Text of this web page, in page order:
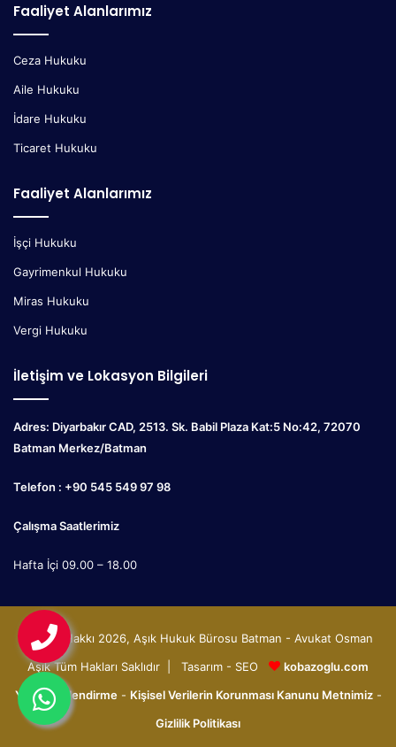
Faaliyet Alanlarımız
Ceza Hukuku
Aile Hukuku
İdare Hukuku
Ticaret Hukuku
Faaliyet Alanlarımız
İşçi Hukuku
Gayrimenkul Hukuku
Miras Hukuku
Vergi Hukuku
İletişim ve Lokasyon Bilgileri
Adres: Diyarbakır CAD, 2513. Sk. Babil Plaza Kat:5 No:42, 72070
Batman Merkez/Batman
Telefon : +90 545 549 97 98
Çalışma Saatlerimiz
Hafta İçi 09.00 – 18.00
© Telif Hakkı 2026, Aşık Hukuk Bürosu Batman - Avukat Osman
Aşık Tüm Hakları Saklıdır | Tasarım - SEO
kobazoglu.com
Yasal Bilgilendirme- Kişisel Verilerin Korunması Kanunu Metnimiz-
Gizlilik Politikası